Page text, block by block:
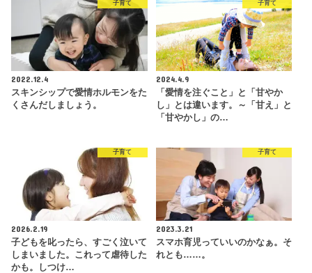
子育て
2022.12.4
スキンシップで愛情ホルモンをた
くさんだしましょう。
子育て
2024.4.9
「愛情を注ぐこと」と「甘やか
し」とは違います。～「甘え」と
「甘やかし」の…
子育て
2026.2.19
子どもを叱ったら、すごく泣いて
しまいました。これって虐待した
かも。しつけ…
子育て
2023.3.21
スマホ育児っていいのかなぁ。そ
れとも……。